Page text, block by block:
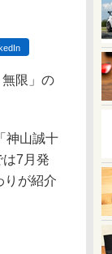
限」の
神山誠十
7月発
りが紹介